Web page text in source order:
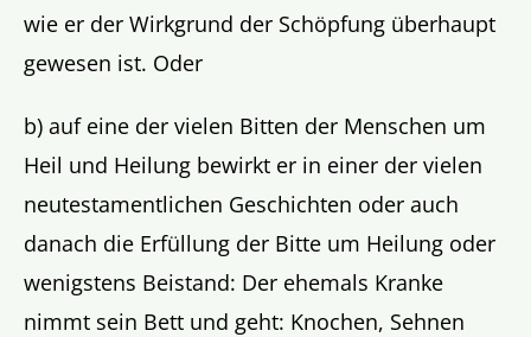
wie er der Wirkgrund der Schöpfung überhaupt
gewesen ist. Oder
b) auf eine der vielen Bitten der Menschen um
Heil und Heilung bewirkt er in einer der vielen
neutestamentlichen Geschichten oder auch
danach die Erfüllung der Bitte um Heilung oder
wenigstens Beistand: Der ehemals Kranke
nimmt sein Bett und geht: Knochen, Sehnen